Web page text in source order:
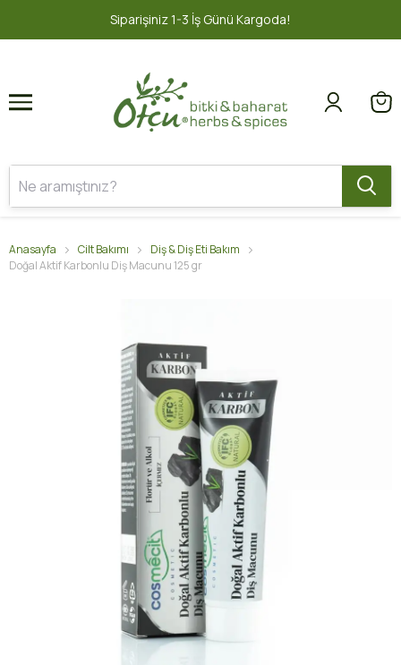
Siparişiniz 1-3 İş Günü Kargoda!
1 2
Anasayfa Cilt Bakımı
Diş & Diş Eti Bakım
Doğal Aktif Karbonlu Diş Macunu 125 gr